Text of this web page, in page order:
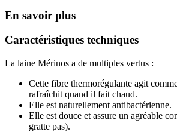
En savoir plus
Caractéristiques techniques
La laine Mérinos a de multiples vertus :
Cette fibre thermorégulante agit
rafraîchit quand il fait chaud.
Elle est naturellement antibactérienne.
Elle est douce et assure un agréable
gratte pas).